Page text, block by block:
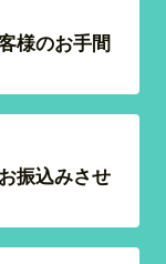
様のお手間
振込みさせ